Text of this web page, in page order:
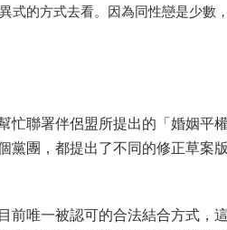
式的方式去看。因為同性戀是少數
忙聯署伴侶盟所提出的「婚姻平
黨團，都提出了不同的修正草案
唯一被認可的合法結合方式，